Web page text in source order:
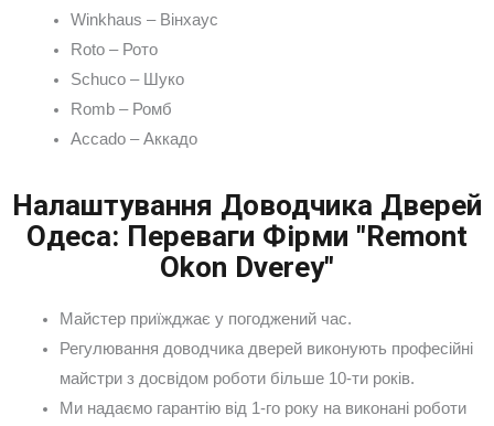
Winkhaus – Вінхаус
Roto – Рото
Schuco – Шуко
Romb – Ромб
Accado – Аккадо
Налаштування Доводчика Дверей
Одеса: Переваги Фірми "Remont
Okon Dverey"
Майстер приїжджає у погоджений час.
Регулювання доводчика дверей виконують професійні
майстри з досвідом роботи більше 10-ти років.
Ми надаємо гарантію від 1-го року на виконані роботи